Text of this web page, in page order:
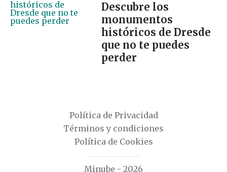
Descubre los
monumentos
históricos de Dresde
que no te puedes
perder
Política de Privacidad
Términos y condiciones
Política de Cookies
Minube - 2026